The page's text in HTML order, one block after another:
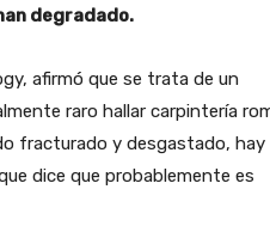
degradado.
afirmó que se trata de un
raro hallar carpintería
fracturado y desgastado, hay
dice que probablemente es